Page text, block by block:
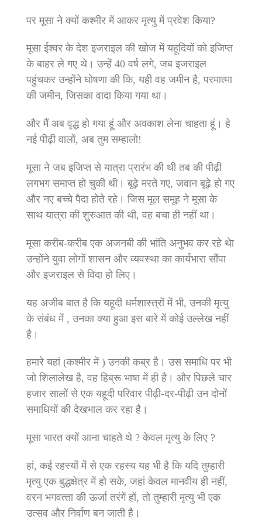
पर मूसा ने क्‍यों कश्‍मीर में आकर मृत्‍यु में प्रवेश किया?
मूसा ईश्‍वर के देश इजराइल की खोज में यहूदियों को इजिप्‍त
के बाहर ले गए थे। उन्‍हें 40 वर्ष लगे, जब इजराइल
पहुंचकर उन्‍होंने घोषणा की कि, यही वह जमीन है, परमात्‍मा
की जमीन, जिसका वादा किया गया था।
और मैं अब वृद्ध हो गया हूं और अवकाश लेना चाहता हूं। हे
नई पीढ़ी वालों, अब तुम सम्‍हालो!
मूसा ने जब इजिप्‍त से यात्रा प्रारंभ की थी तब की पीढ़ी
लगभग समाप्‍त हो चुकी थी। बूढ़े मरते गए, जवान बूढ़े हो गए
और नए बच्‍चे पैदा होते रहे। जिस मूल समूह ने मूसा के
साथ यात्रा की शुरुआत की थी, वह बचा ही नहीं था।
मूसा करीब-करीब एक अजनबी की भांति अनुभव कर रहे थेा
उन्‍होंने युवा लोगों शासन और व्‍यवस्‍था का कार्यभारा सौंपा
और इजराइल से विदा हो लिए।
यह अजीब बात है कि यहूदी धर्मशास्‍त्रों में भी, उनकी मृत्‍यु
के संबंध में , उनका क्‍या हुआ इस बारे में कोई उल्‍लेख नहीं
है।
हमारे यहां (कश्‍मीर में ) उनकी कब्र है। उस समाधि पर भी
जो शिलालेख है, वह हिब्रू भाषा में ही है। और पिछले चार
हजार सालों से एक यहूदी परिवार पीढ़ी-दर-पीढ़ी उन दोनों
समाधियों की देखभाल कर रहा है।
मूसा भारत क्‍यों आना चाहते थे ? केवल मृत्‍यु के लिए ?
हां, कई रहस्‍यों में से एक रहस्‍य यह भी है कि यदि तुम्‍हारी
मृत्‍यु एक बुद्धक्षेत्र में हो सके, जहां केवल मानवीय ही नहीं,
वरन भगवत्‍ता की ऊर्जा तरंगें हों, तो तुम्‍हारी मृत्‍यु भी एक
उत्‍सव और निर्वाण बन जाती है।